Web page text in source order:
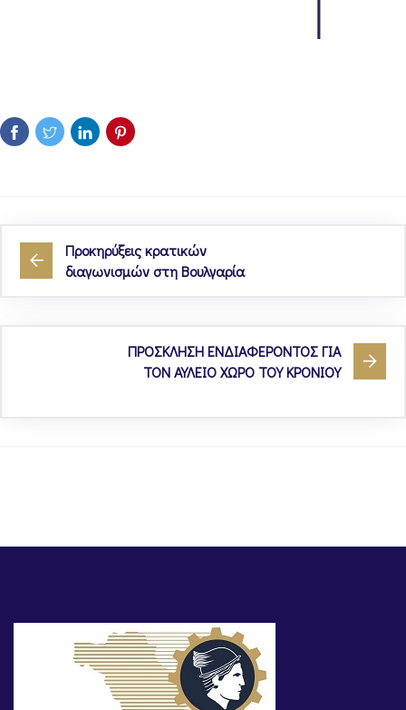
Προκηρύξεις κρατικών
διαγωνισμών στη Βουλγαρία
ΠΡΟΣΚΛΗΣΗ ΕΝΔΙΑΦΕΡΟΝΤΟΣ ΓΙΑ
ΤΟΝ ΑΥΛΕΙΟ ΧΩΡΟ ΤΟΥ ΚΡΟΝΙΟΥ